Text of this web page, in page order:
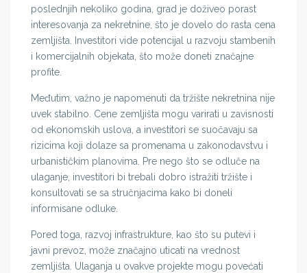
poslednjih nekoliko godina, grad je doživeo porast
interesovanja za nekretnine, što je dovelo do rasta cena
zemljišta. Investitori vide potencijal u razvoju stambenih
i komercijalnih objekata, što može doneti značajne
profite.
Međutim, važno je napomenuti da tržište nekretnina nije
uvek stabilno. Cene zemljišta mogu varirati u zavisnosti
od ekonomskih uslova, a investitori se suočavaju sa
rizicima koji dolaze sa promenama u zakonodavstvu i
urbanističkim planovima. Pre nego što se odluče na
ulaganje, investitori bi trebali dobro istražiti tržište i
konsultovati se sa stručnjacima kako bi doneli
informisane odluke.
Pored toga, razvoj infrastrukture, kao što su putevi i
javni prevoz, može značajno uticati na vrednost
zemljišta. Ulaganja u ovakve projekte mogu povećati